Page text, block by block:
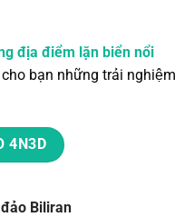
địa điểm lặn biển nổi
cho bạn những trải nghiệm
4N3D
Biliran